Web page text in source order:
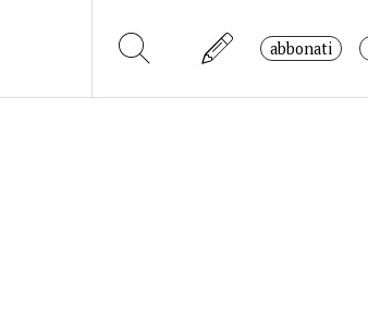
abbonati